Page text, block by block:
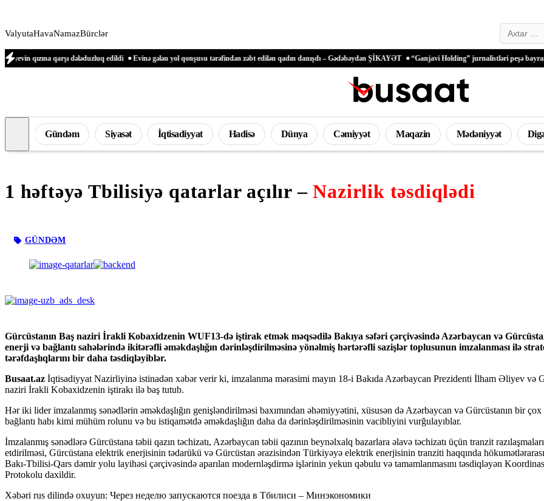
ValyutaHavaNamazBürclər
Search…
dələduzluq edildi Evinə gələn yol qonşusu tərəfindən zəbt edilən qadın danışdı – Gədəbəydən ŞİKAYƏT “Ganjavi Holding” jurnalistləri peşə bayramı münasibətilə
Gündəm Siyasət İqtisadiyyat Hadisə Dünya Cəmiyyət Maqazin Mədəniyyət
1 həftəyə Tbilisiyə qatarlar açılır –Nazirlik təsdiqlədi
GÜNDƏM
Gürcüstanın Baş naziri İrakli Kobaxidzenin WUF13-də iştirak etmək məqsədilə Bakıya səfəri çərçivəsində Azərbaycan və
enerji və bağlantı sahələrində ikitərəfli əməkdaşlığın dərinləşdirilməsinə yönəlmiş hərtərəfli sazişlər toplusunun imzalanması ilə
tərəfdaşlıqlarını bir daha təsdiqləyiblər.
Busaat.az İqtisadiyyat Nazirliyinə istinadən xəbər verir ki, imzalanma mərasimi mayın 18-i Bakıda Azərbaycan Prezidenti İlham Əliyev və
naziri İrakli Kobaxidzenin iştirakı ilə baş tutub.
Hər iki lider imzalanmış sənədlərin əməkdaşlığın genişləndirilməsi baxımından əhəmiyyətini, xüsusən də Azərbaycan və Gürcüstanın bir
bağlantı habı kimi mühüm rolunu və bu istiqamətdə əməkdaşlığın daha da dərinləşdirilməsinin vacibliyini vurğulayıblar.
İmzalanmış sənədlərə Gürcüstana təbii qazın təchizatı, Azərbaycan təbii qazının beynəlxalq bazarlara əlavə təchizatı üçün tranzit
etdirilməsi, Gürcüstana elektrik enerjisinin tədarükü və Gürcüstan ərazisindən Türkiyəyə elektrik enerjisinin tranziti haqqında
Bakı-Tbilisi-Qars dəmir yolu layihəsi çərçivəsində aparılan modernləşdirmə işlərinin yekun qəbulu və tamamlanmasını təsdiqləyən
Protokolu daxildir.
Xəbəri rus dilində oxuyun: Через неделю запускаются поезда в Тбилиси – Минэкономики